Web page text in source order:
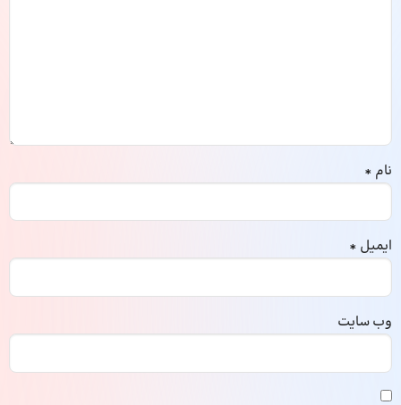
نام *
ایمیل *
وب‌ سایت